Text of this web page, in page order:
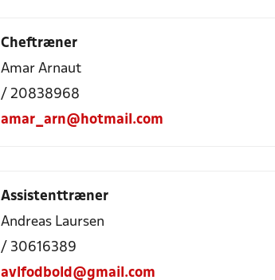
Cheftræner
Amar Arnaut
/ 20838968
amar_arn@hotmail.com
Assistenttræner
Andreas Laursen
/ 30616389
avlfodbold@gmail.com